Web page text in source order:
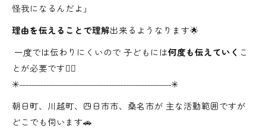
怪我になるんだよ」⁡
理由を伝えることで理解出来るようなります🌟⁡ ⁡
⁡ 一度では伝わりにくいので⁡ 子どもには何度も伝えていく こ
とが必要です☝🏻⁡ ⁡ ⁡ ⁡ ⁡
✳︎˗˗˗˗˗˗˗˗˗˗˗˗˗˗˗˗˗˗˗˗˗˗˗˗˗˗˗˗˗˗˗˗˗˗˗˗˗˗˗˗˗˗˗˗˗˗˗˗˗˗˗✳︎⁡ ⁡
朝日町、川越町、四日市市、桑名市が⁡ 主な活動範囲ですが
どこでも伺います🚗⁡ ⁡